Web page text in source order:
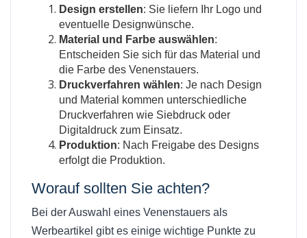
Design erstellen: Sie liefern Ihr Logo und
eventuelle Designwünsche.
Material und Farbe auswählen:
Entscheiden Sie sich für das Material und
die Farbe des Venenstauers.
Druckverfahren wählen: Je nach Design
und Material kommen unterschiedliche
Druckverfahren wie Siebdruck oder
Digitaldruck zum Einsatz.
Produktion: Nach Freigabe des Designs
erfolgt die Produktion.
Worauf sollten Sie achten?
Bei der Auswahl eines Venenstauers als
Werbeartikel gibt es einige wichtige Punkte zu